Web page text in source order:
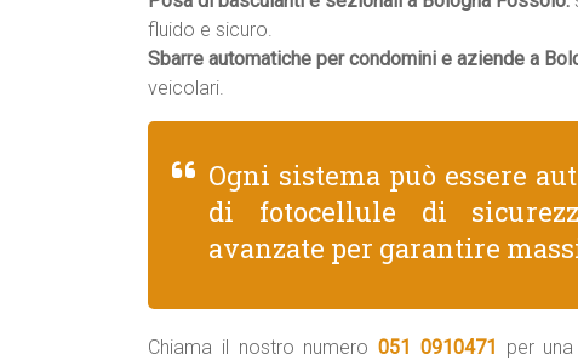
fluido e sicuro.
Sbarre automatiche per condomini e aziende a
veicolari.
Ogni sistema può essere
di fotocellule di
avanzate per garantire
Chiama il nostro numero051 0910471 per